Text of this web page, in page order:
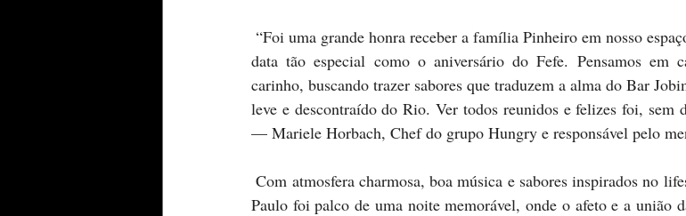
data tão especial como o aniversário do Fefe. Pensamos em
carinho, buscando trazer sabores que traduzem a alma do Bar
leve e descontraído do Rio. Ver todos reunidos e felizes foi, sem
— Mariele Horbach, Chef do grupo Hungry e responsável pelo
Com atmosfera charmosa, boa música e sabores inspirados no lifestyle carioca, o bar carioca em São
Paulo foi palco de uma noite memorável, onde o afeto e a união